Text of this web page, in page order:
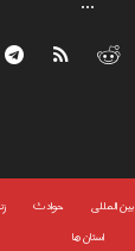
بین المللی حوادث
استان ها